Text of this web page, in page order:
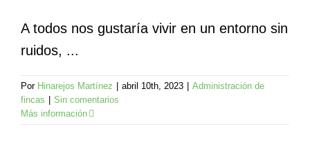
A todos nos gustaría vivir en un entorno sin
ruidos, ...
Por Hinarejos Martínez abril 10th, 2023
Administración de
fincas
Sin comentarios
Más información